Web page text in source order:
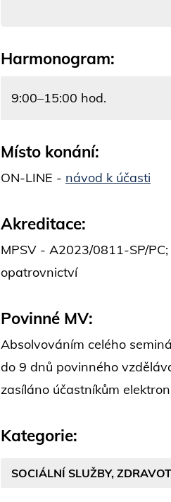
Harmonogram:
9:00–15:00 hod.
Místo konání:
ON-LINE - návod k účasti
Akreditace:
MPSV - A2023/0811-SP/
opatrovnictví
Povinné MV:
Absolvováním celého
do 9 dnů povinného
zasíláno účastníkům
Kategorie:
SOCIÁLNÍ SLUŽBY,